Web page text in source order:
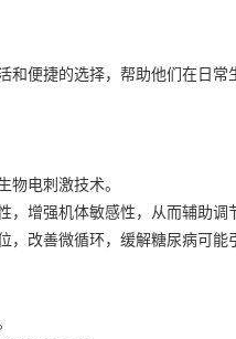
和便捷的选择，帮助他们在日常
物电刺激技术。
增强机体敏感性，从而辅助调
改善微循环，缓解糖尿病可能